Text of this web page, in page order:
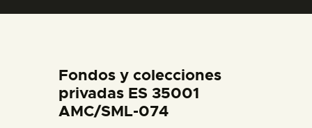
ESPAÑOL
PREPARAR LA VISITA
Fondos y colecciones
privadas ES 35001
AMC/SML-074